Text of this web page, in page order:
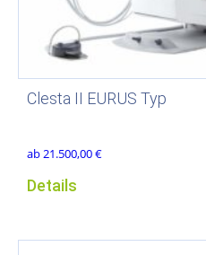
Clesta II EURUS Typ
ab21.500,00€
Details